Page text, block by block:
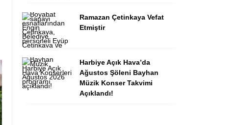
Ramazan Çetinkaya Vefat
Etmiştir
Harbiye Açık Hava’da
Ağustos Şöleni Bayhan
Müzik Konser Takvimi
Açıklandı!